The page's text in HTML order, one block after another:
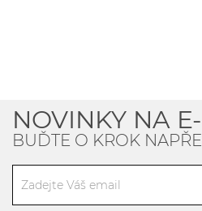
NOVINKY NA
BUĎTE O KROK